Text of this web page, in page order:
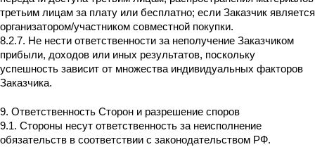
третьим лицам за плату или бесплатно; если Заказчик является
организатором/участником совместной покупки.
8.2.7. Не нести ответственности за неполучение Заказчиком
прибыли, доходов или иных результатов, поскольку
успешность зависит от множества индивидуальных факторов
Заказчика.
9. Ответственность Сторон и разрешение споров
9.1. Стороны несут ответственность за неисполнение
обязательств в соответствии с законодательством РФ.